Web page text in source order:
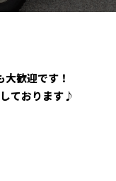
歓迎です！
ております♪